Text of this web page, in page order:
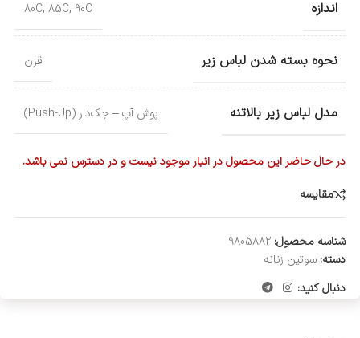
اندازه 80C, 85C, 90C
نحوه بسته شدن لباس زیر قزن
مدل لباس زیر بالاتنه پوش آپ – جک‌دار (Push-Up)
در حال حاضر این محصول در انبار موجود نیست و در دسترس نمی باشد.
مقایسه
شناسه محصول: 9805882
دسته: سوتین زنانه
دنبال کنید: